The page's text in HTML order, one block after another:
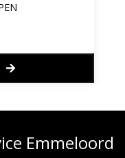
Emmeloord